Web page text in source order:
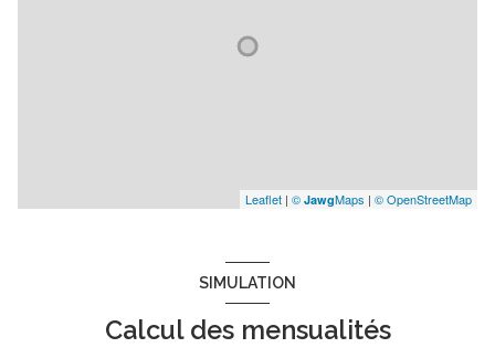
Leaflet | © JawgMaps | © OpenStreetMap
SIMULATION
Calcul des mensualités